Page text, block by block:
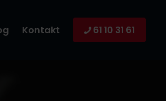
Kontakt 61 10 31 61